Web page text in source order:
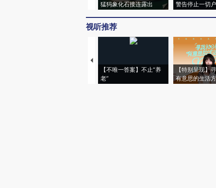
猛犸象化石接连露出
警告停止一切
视听推荐
【不唯一答案】不止“养
老”
【特别呈现】
有意思的生活